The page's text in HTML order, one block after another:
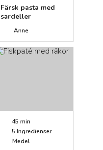
Färsk pasta med
sardeller
Anne
45 min
5 Ingredienser
Medel